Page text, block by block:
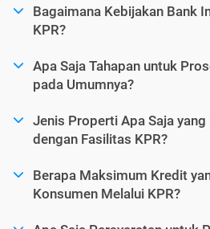
Bagaimana Kebijakan Bank
KPR?
Apa Saja Tahapan untuk
pada Umumnya?
Jenis Properti Apa Saja
dengan Fasilitas KPR?
Berapa Maksimum Kredit
Konsumen Melalui KPR?